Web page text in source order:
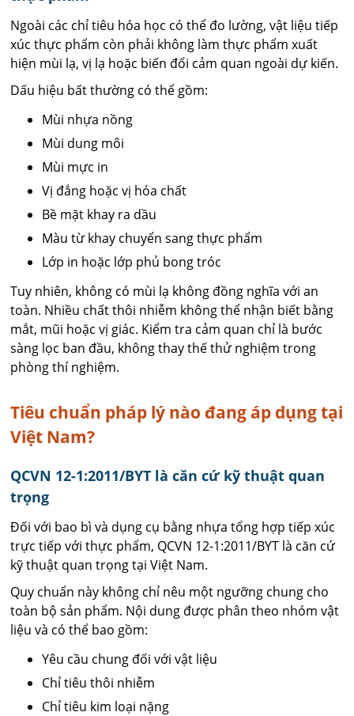
Ngoài các chỉ tiêu hóa học có thể đo lường, vật liệu tiếp
xúc thực phẩm còn phải không làm thực phẩm xuất
hiện mùi lạ, vị lạ hoặc biến đổi cảm quan ngoài dự kiến.
Dấu hiệu bất thường có thể gồm:
Mùi nhựa nồng
Mùi dung môi
Mùi mực in
Vị đắng hoặc vị hóa chất
Bề mặt khay ra dầu
Màu từ khay chuyển sang thực phẩm
Lớp in hoặc lớp phủ bong tróc
Tuy nhiên, không có mùi lạ không đồng nghĩa với an
toàn. Nhiều chất thôi nhiễm không thể nhận biết bằng
mắt, mũi hoặc vị giác. Kiểm tra cảm quan chỉ là bước
sàng lọc ban đầu, không thay thế thử nghiệm trong
phòng thí nghiệm.
Tiêu chuẩn pháp lý nào đang áp dụng tại
Việt Nam?
QCVN 12-1:2011/BYT là căn cứ kỹ thuật quan
trọng
Đối với bao bì và dụng cụ bằng nhựa tổng hợp tiếp xúc
trực tiếp với thực phẩm, QCVN 12-1:2011/BYT là căn cứ
kỹ thuật quan trọng tại Việt Nam.
Quy chuẩn này không chỉ nêu một ngưỡng chung cho
toàn bộ sản phẩm. Nội dung được phân theo nhóm vật
liệu và có thể bao gồm:
Yêu cầu chung đối với vật liệu
Chỉ tiêu thôi nhiễm
Chỉ tiêu kim loại nặng